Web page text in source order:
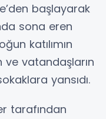
başlayarak
sona eren
katılımın
ve vatandaşların
yansıdı.
tarafından